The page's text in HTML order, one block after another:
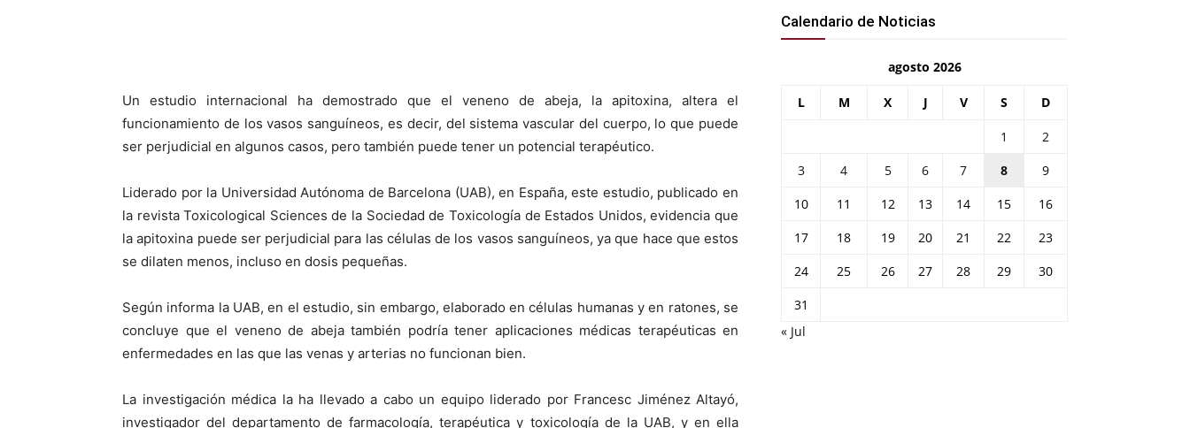
Un estudio internacional ha demostrado que el veneno de abeja, la apitoxina, altera el
funcionamiento de los vasos sanguíneos, es decir, del sistema vascular del cuerpo, lo que puede
ser perjudicial en algunos casos, pero también puede tener un potencial terapéutico.
Liderado por la Universidad Autónoma de Barcelona (UAB), en España, este estudio, publicado en
la revista Toxicological Sciences de la Sociedad de Toxicología de Estados Unidos, evidencia que
la apitoxina puede ser perjudicial para las células de los vasos sanguíneos, ya que hace que estos
se dilaten menos, incluso en dosis pequeñas.
Según informa la UAB, en el estudio, sin embargo, elaborado en células humanas y en ratones, se
concluye que el veneno de abeja también podría tener aplicaciones médicas terapéuticas en
enfermedades en las que las venas y arterias no funcionan bien.
La investigación médica la ha llevado a cabo un equipo liderado por Francesc Jiménez Altayó,
investigador del departamento de farmacología, terapéutica y toxicología de la UAB, y en ella
Calendario de Noticias
agosto 2026
L M X J V S D
1
2
3
4 5 6 7 8
9
10
11 12 13 14 15
16
17
18 19 20 21 22
23
24
25 26 27 28 29
30
31
« Jul